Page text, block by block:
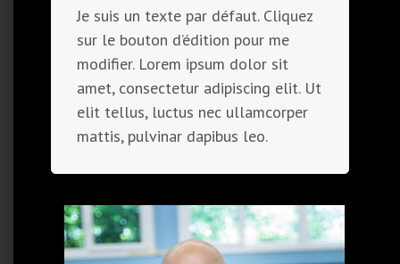
Je suis un texte par défaut. Cliquez
sur le bouton d’édition pour me
modifier. Lorem ipsum dolor sit
amet, consectetur adipiscing elit. Ut
elit tellus, luctus nec ullamcorper
mattis, pulvinar dapibus leo.